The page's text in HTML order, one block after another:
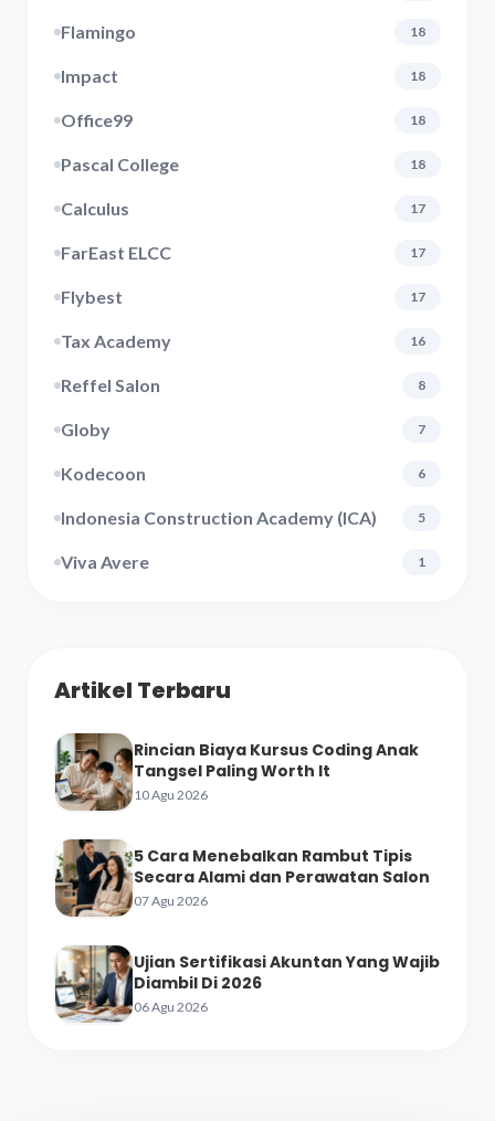
Flamingo 18
Impact 18
Office99 18
Pascal College 18
Calculus 17
FarEast ELCC 17
Flybest 17
Tax Academy 16
Reffel Salon 8
Globy 7
Kodecoon 6
Indonesia Construction Academy (ICA) 5
Viva Avere 1
Artikel Terbaru
Rincian Biaya Kursus Coding Anak
Tangsel Paling Worth It
10 Agu 2026
5 Cara Menebalkan Rambut Tipis
Secara Alami dan Perawatan Salon
07 Agu 2026
Ujian Sertifikasi Akuntan Yang Wajib
Diambil Di 2026
06 Agu 2026